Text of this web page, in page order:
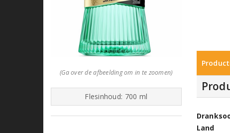
(Ga over de afbeelding om in te zoomen)
Flesinhoud: 700 ml
Land